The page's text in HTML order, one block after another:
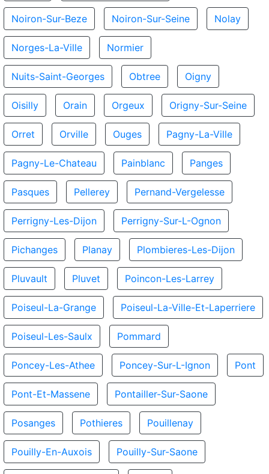
Noiron-Sur-Beze Noiron-Sur-Seine Nolay
Norges-La-Ville Normier
Nuits-Saint-Georges Obtree Oigny
Oisilly Orain Orgeux Origny-Sur-Seine
Orret Orville Ouges Pagny-La-Ville
Pagny-Le-Chateau Painblanc Panges
Pasques Pellerey Pernand-Vergelesse
Perrigny-Les-Dijon Perrigny-Sur-L-Ognon
Pichanges Planay Plombieres-Les-Dijon
Pluvault Pluvet Poincon-Les-Larrey
Poiseul-La-Grange Poiseul-La-Ville-Et-Laperriere
Poiseul-Les-Saulx Pommard
Poncey-Les-Athee Poncey-Sur-L-Ignon Pont
Pont-Et-Massene Pontailler-Sur-Saone
Posanges Pothieres Pouillenay
Pouilly-En-Auxois Pouilly-Sur-Saone